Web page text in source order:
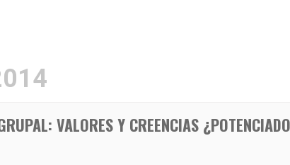
VALORES Y CREENCIAS